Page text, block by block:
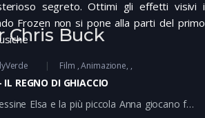
segreto. Ottimi gli effetti visivi i
Frozen non si pone alla parti del primo
Chris Buck
Film Animazione
IL REGNO DI GHIACCIO
Elsa e la più piccola Anna giocano fra